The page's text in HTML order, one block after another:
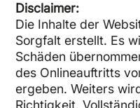
Disclaimer:
Die Inhalte der
Sorgfalt erstellt. Es
Schäden
des Onlineauftritts
ergeben. Weiters
Richtigkeit,